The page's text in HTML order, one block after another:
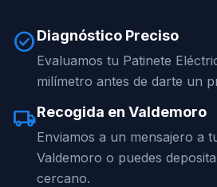
check_circleDiagnóstico Preciso
Evaluamos tu Patinete
milímetro antes de darte un
local_shippingRecogida en Valdemoro
Enviamos a un mensajero a
Valdemoro o puedes
cercano.